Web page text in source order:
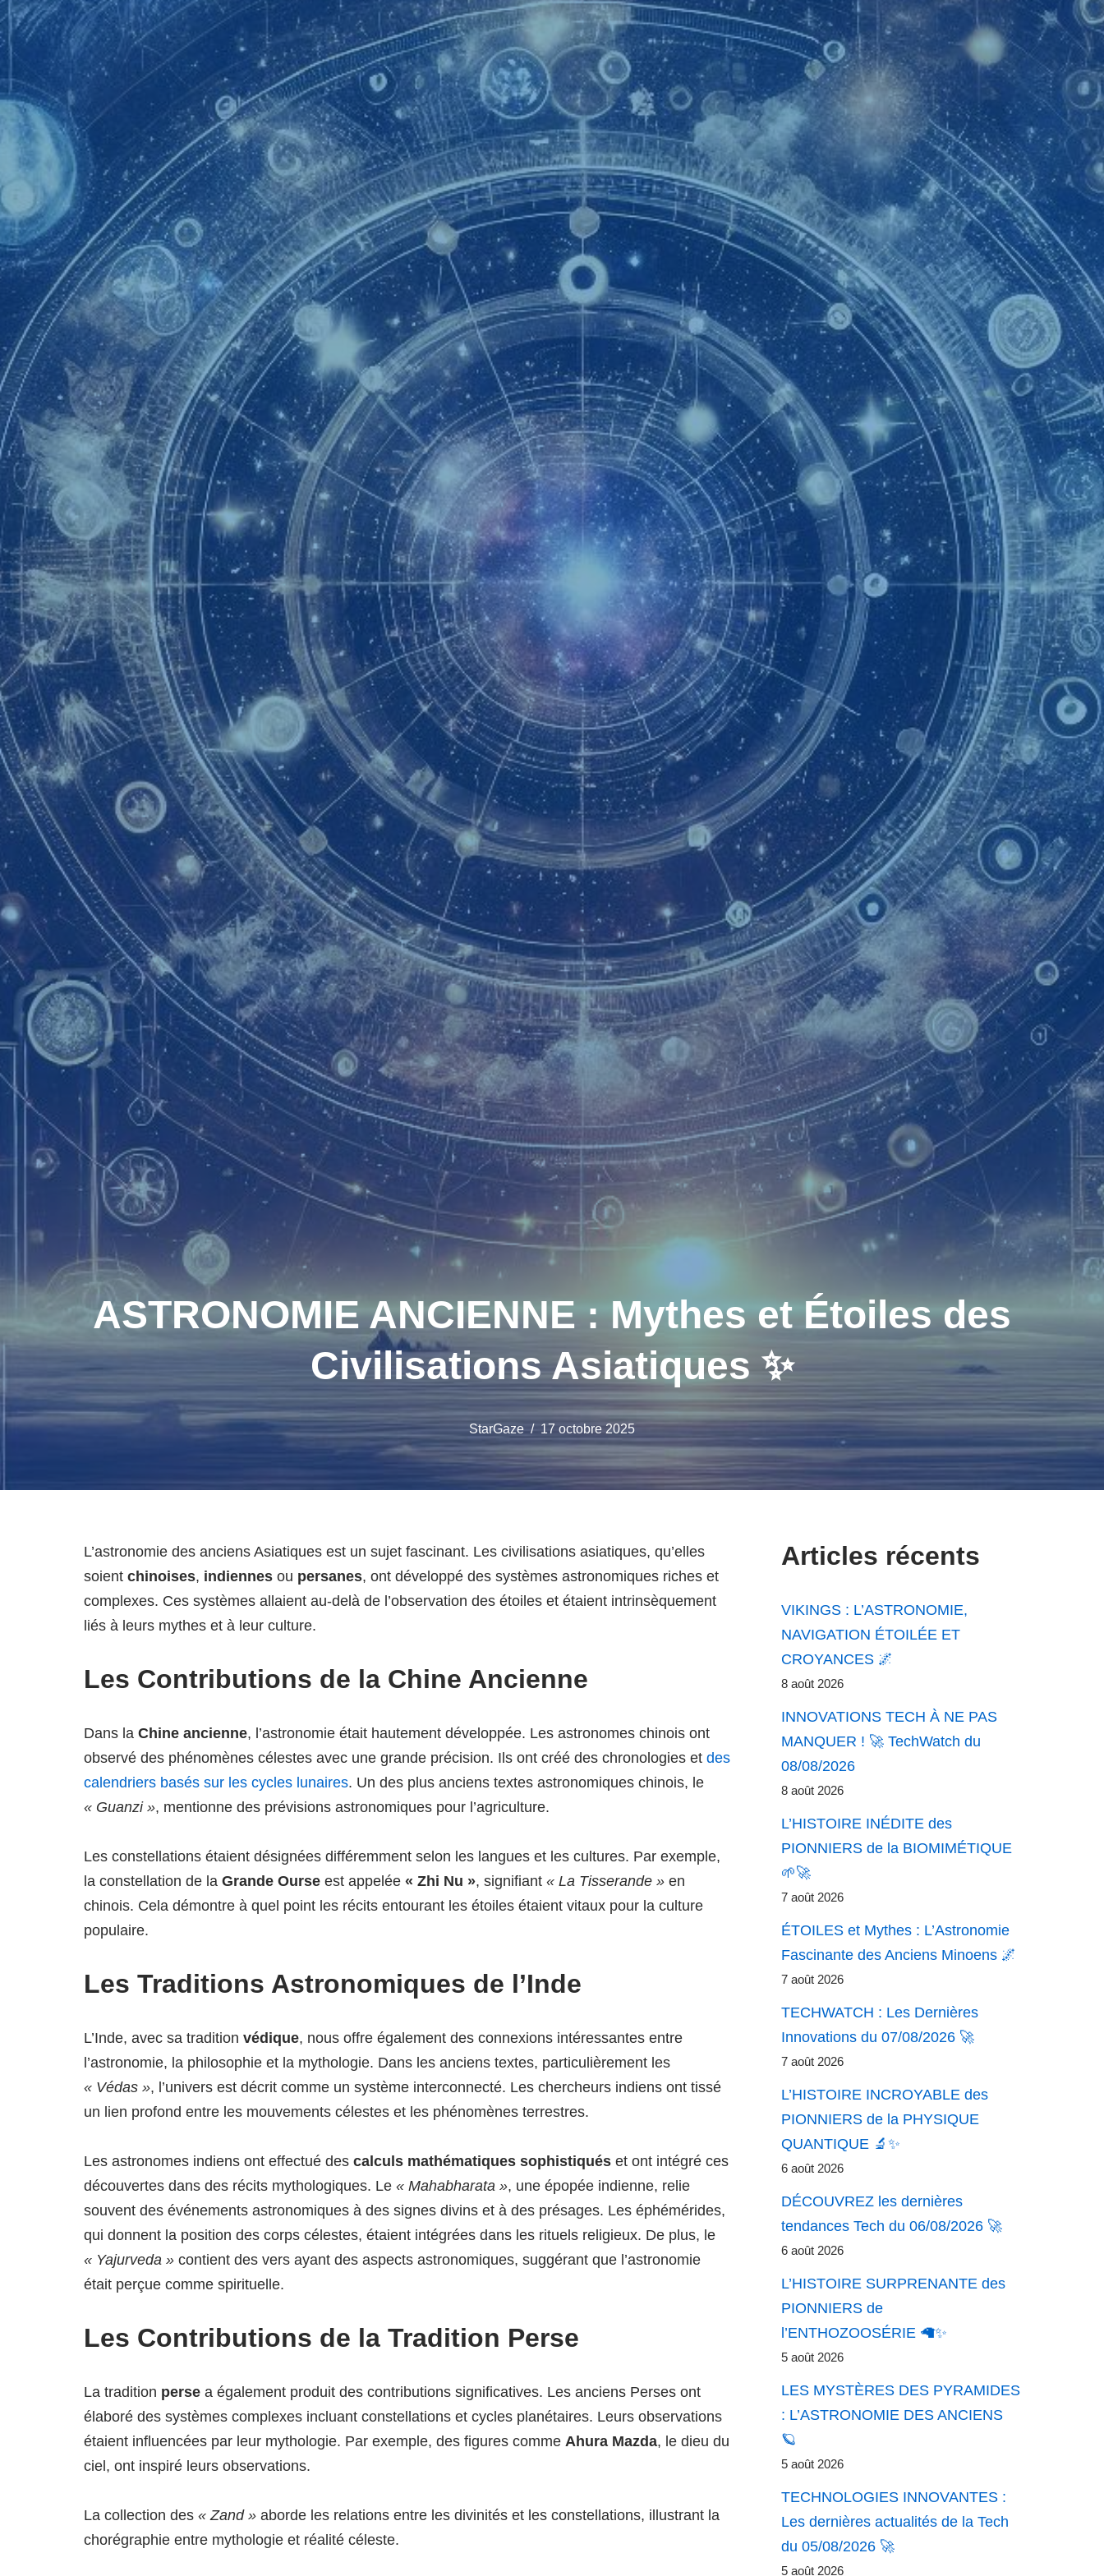
ASTRONOMIE ANCIENNE : Mythes et Étoiles des
Civilisations Asiatiques ✨
StarGaze 17 octobre 2025
L’astronomie des anciens Asiatiques est un sujet fascinant. Les civilisations asiatiques, qu’elles
soient chinoises, indiennes ou persanes, ont développé des systèmes astronomiques riches et
complexes. Ces systèmes allaient au-delà de l’observation des étoiles et étaient intrinsèquement
liés à leurs mythes et à leur culture.
Les Contributions de la Chine Ancienne
Dans la Chine ancienne, l’astronomie était hautement développée. Les astronomes chinois ont
observé des phénomènes célestes avec une grande précision. Ils ont créé des chronologies et des
calendriers basés sur les cycles lunaires. Un des plus anciens textes astronomiques chinois, le
« Guanzi », mentionne des prévisions astronomiques pour l’agriculture.
Les constellations étaient désignées différemment selon les langues et les cultures. Par exemple,
la constellation de la Grande Ourse est appelée « Zhi Nu », signifiant « La Tisserande » en
chinois. Cela démontre à quel point les récits entourant les étoiles étaient vitaux pour la culture
populaire.
Les Traditions Astronomiques de l’Inde
L’Inde, avec sa tradition védique, nous offre également des connexions intéressantes entre
l’astronomie, la philosophie et la mythologie. Dans les anciens textes, particulièrement les
« Védas », l’univers est décrit comme un système interconnecté. Les chercheurs indiens ont tissé
un lien profond entre les mouvements célestes et les phénomènes terrestres.
Les astronomes indiens ont effectué des calculs mathématiques sophistiqués et ont intégré ces
découvertes dans des récits mythologiques. Le « Mahabharata », une épopée indienne, relie
souvent des événements astronomiques à des signes divins et à des présages. Les éphémérides,
qui donnent la position des corps célestes, étaient intégrées dans les rituels religieux. De plus, le
« Yajurveda » contient des vers ayant des aspects astronomiques, suggérant que l’astronomie
était perçue comme spirituelle.
Les Contributions de la Tradition Perse
La tradition perse a également produit des contributions significatives. Les anciens Perses ont
élaboré des systèmes complexes incluant constellations et cycles planétaires. Leurs observations
étaient influencées par leur mythologie. Par exemple, des figures comme Ahura Mazda, le dieu du
ciel, ont inspiré leurs observations.
La collection des « Zand » aborde les relations entre les divinités et les constellations, illustrant la
chorégraphie entre mythologie et réalité céleste.
Articles récents
VIKINGS : L’ASTRONOMIE,
NAVIGATION ÉTOILÉE ET
CROYANCES 🌌
8 août 2026
INNOVATIONS TECH À NE PAS
MANQUER ! 🚀 TechWatch du
08/08/2026
8 août 2026
L’HISTOIRE INÉDITE des
PIONNIERS de la BIOMIMÉTIQUE
🌱🚀
7 août 2026
ÉTOILES et Mythes : L’Astronomie
Fascinante des Anciens Minoens 🌌
7 août 2026
TECHWATCH : Les Dernières
Innovations du 07/08/2026 🚀
7 août 2026
L’HISTOIRE INCROYABLE des
PIONNIERS de la PHYSIQUE
QUANTIQUE 🔬✨
6 août 2026
DÉCOUVREZ les dernières
tendances Tech du 06/08/2026 🚀
6 août 2026
L’HISTOIRE SURPRENANTE des
PIONNIERS de
l’ENTHOZOOSÉRIE 🦙✨
5 août 2026
LES MYSTÈRES DES PYRAMIDES
: L’ASTRONOMIE DES ANCIENS
🪐
5 août 2026
TECHNOLOGIES INNOVANTES :
Les dernières actualités de la Tech
du 05/08/2026 🚀
5 août 2026